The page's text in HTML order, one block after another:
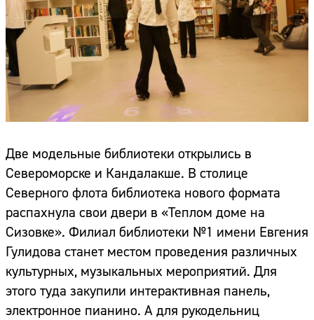
Две модельные библиотеки открылись в
Североморске и Кандалакше. В столице
Северного флота библиотека нового формата
распахнула свои двери в «Теплом доме на
Сизовке». Филиал библиотеки №1 имени Евгения
Гулидова станет местом проведения различных
культурных, музыкальных мероприятий. Для
этого туда закупили интерактивная панель,
электронное пианино. А для рукодельниц